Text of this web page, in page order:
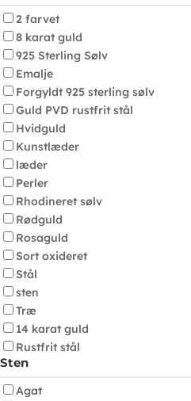
2 farvet
8 karat guld
925 Sterling Sølv
Emalje
Forgyldt 925 sterling sølv
Guld PVD rustfrit stål
Hvidguld
Kunstlæder
læder
Perler
Rhodineret sølv
Rødguld
Rosaguld
Sort oxideret
Stål
sten
Træ
14 karat guld
Rustfrit stål
Sten
Agat